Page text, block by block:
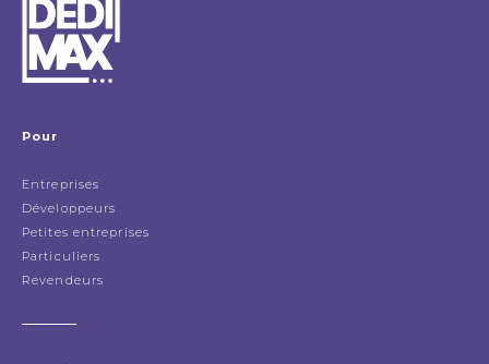
Pour
Entreprises
Développeurs
Petites entreprises
Particuliers
Revendeurs